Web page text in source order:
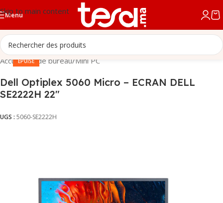
Skip to main content
Menu
Accueil/PC de bureau/Mini PC
Dell Optiplex 5060 Micro – ECRAN DELL
SE2222H 22″
UGS : 5060-SE2222H
Offre -38%
ÉPUISÉ